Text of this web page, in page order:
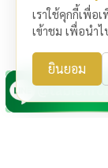
เราใช้คุกกี้เพื่อ
เข้าชม เพื่อนำ
ยินยอม